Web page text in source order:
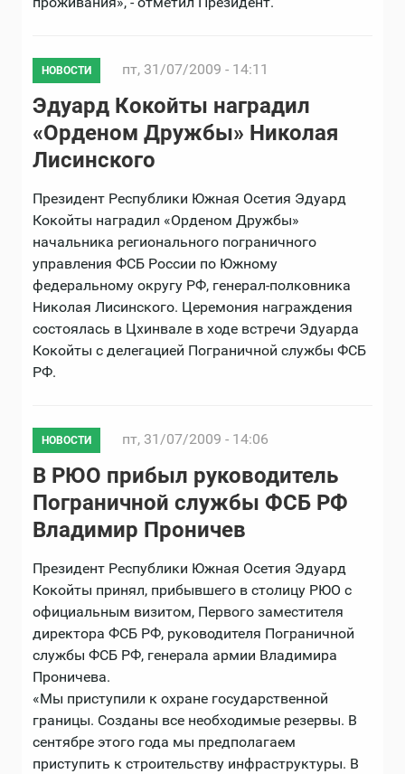
НОВОСТИ пт, 31/07/2009 - 14:11
Эдуард Кокойты наградил
«Орденом Дружбы» Николая
Лисинского
Президент Республики Южная Осетия Эдуард
Кокойты наградил «Орденом Дружбы»
начальника регионального пограничного
управления ФСБ России по Южному
федеральному округу РФ, генерал-полковника
Николая Лисинского. Церемония награждения
состоялась в Цхинвале в ходе встречи Эдуарда
Кокойты с делегацией Пограничной службы ФСБ
РФ.
НОВОСТИ пт, 31/07/2009 - 14:06
В РЮО прибыл руководитель
Пограничной службы ФСБ РФ
Владимир Проничев
Президент Республики Южная Осетия Эдуард
Кокойты принял, прибывшего в столицу РЮО с
официальным визитом, Первого заместителя
директора ФСБ РФ, руководителя Пограничной
службы ФСБ РФ, генерала армии Владимира
Проничева.
«Мы приступили к охране государственной
границы. Созданы все необходимые резервы. В
сентябре этого года мы предполагаем
приступить к строительству инфраструктуры. В